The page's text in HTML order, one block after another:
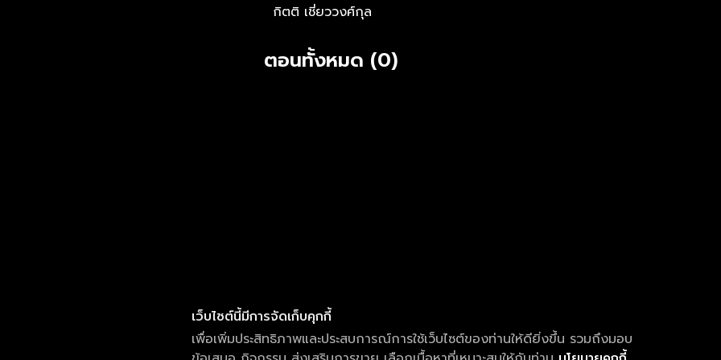
กิตติ เชี่ยววงศ์กุล
ตอนทั้งหมด (0)
เว็บไซต์นี้มีการจัดเก็บคุกกี้
เพื่อเพิ่มประสิทธิภาพและประสบการณ์การใช้เว็บไซต์ของท่านให้ดียิ่งขึ้น รวมถึงมอบ